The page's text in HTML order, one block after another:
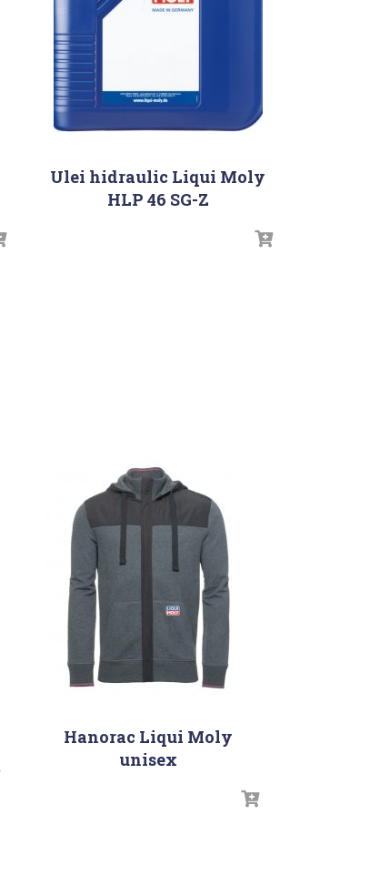
Ulei hidraulic Liqui Moly
HLP 46 SG-Z
Hanorac Liqui Moly
unisex